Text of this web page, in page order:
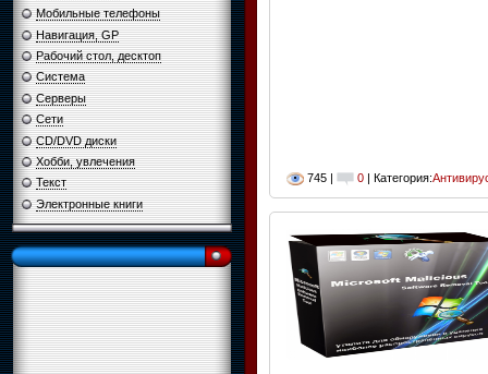
Мобильные телефоны
Навигация, GP
Рабочий стол, десктоп
Система
Серверы
Сети
CD/DVD диски
Хобби, увлечения
Текст
Электронные книги
745 | 0 | Категория: